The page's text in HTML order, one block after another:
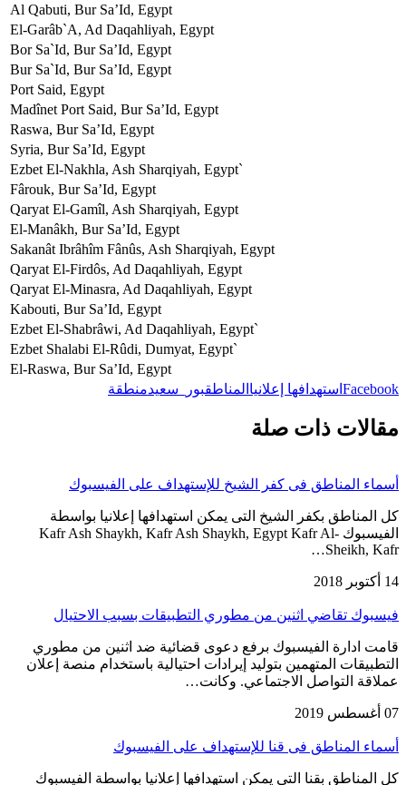
Al Qabuti, Bur Sa’Id, Egypt
El-Garâb`A, Ad Daqahliyah, Egypt
Bor Sa`Id, Bur Sa’Id, Egypt
Bur Sa`Id, Bur Sa’Id, Egypt
Port Said, Egypt
Madînet Port Said, Bur Sa’Id, Egypt
Raswa, Bur Sa’Id, Egypt
Syria, Bur Sa’Id, Egypt
`Ezbet El-Nakhla, Ash Sharqiyah, Egypt
Fârouk, Bur Sa’Id, Egypt
Qaryat El-Gamîl, Ash Sharqiyah, Egypt
El-Manâkh, Bur Sa’Id, Egypt
Sakanât Ibrâhîm Fânûs, Ash Sharqiyah, Egypt
Qaryat El-Firdôs, Ad Daqahliyah, Egypt
Qaryat El-Minasra, Ad Daqahliyah, Egypt
Kabouti, Bur Sa’Id, Egypt
`Ezbet El-Shabrâwi, Ad Daqahliyah, Egypt
`Ezbet Shalabi El-Rûdi, Dumyat, Egypt
El-Raswa, Bur Sa’Id, Egypt
Facebook استهدافها إعلانيا المناطقبور_سعيدمنطقة
مقالات ذات صلة
أسماء المناطق فى كفر الشيخ للإستهداف على الفيسبوك
كل المناطق بكفر الشيخ التى يمكن استهدافها إعلانيا بواسطة
الفيسبوك Kafr Ash Shaykh, Kafr Ash Shaykh, Egypt Kafr Al-
Sheikh, Kafr…
14 أكتوبر 2018
فيسبوك تقاضي اثنين من مطوري التطبيقات بسبب الاحتيال
قامت ادارة الفيسبوك برفع دعوى قضائية ضد اثنين من مطوري
التطبيقات المتهمين بتوليد إيرادات احتيالية باستخدام منصة إعلان
عملاقة التواصل الاجتماعي. وكانت…
07 أغسطس 2019
أسماء المناطق فى قنا للإستهداف على الفيسبوك
كل المناطق بقنا التى يمكن استهدافها إعلانيا بواسطة الفيسبوك